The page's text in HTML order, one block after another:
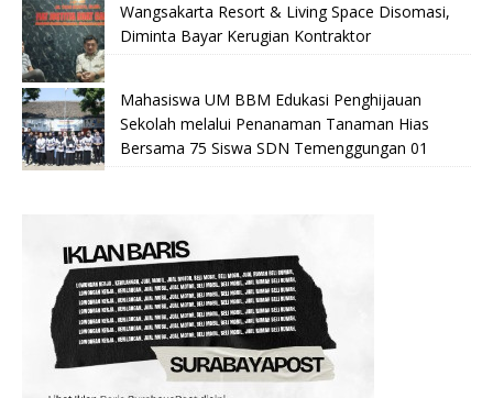
Wangsakarta Resort & Living Space Disomasi,
Diminta Bayar Kerugian Kontraktor
Mahasiswa UM BBM Edukasi Penghijauan
Sekolah melalui Penanaman Tanaman Hias
Bersama 75 Siswa SDN Temenggungan 01